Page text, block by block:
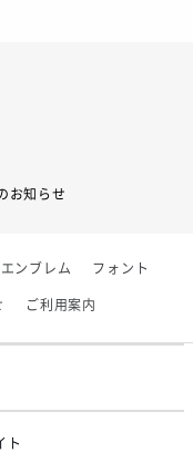
お知らせ
盤のお知らせ
エンブレム フォント
ご利用案内
ト